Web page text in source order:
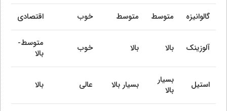
گالوانیزه متوسط متوسط خوب اقتصادی
آلوزینک بالا بالا خوب
متوسط-
بالا
استیل
بسیار
بالا
بسیار بالا عالی بالا